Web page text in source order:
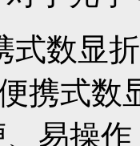
式数显
携式
易操